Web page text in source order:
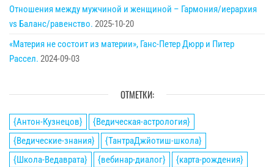
Отношения между мужчиной и женщиной – Гармония/иерархия
vs Баланс/равенство. 2025-10-20
«Материя не состоит из материи», Ганс-Петер Дюрр и Питер
Рассел. 2024-09-03
ОТМЕТКИ:
{Антон-Кузнецов}
{Ведическая-астрология}
{Ведические-знания}
{ТантраДжйотиш-школа}
{Школа-Ведаврата}
{вебинар-диалог}
{карта-рождения}